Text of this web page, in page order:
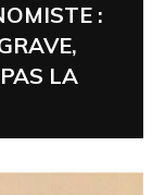
:
LA